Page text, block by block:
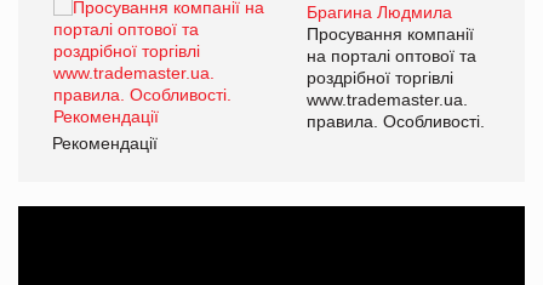
Брагина Людмила
Просування компанії
на порталі оптової та
роздрібної торгівлі
www.trademaster.ua.
правила. Особливості.
Рекомендації